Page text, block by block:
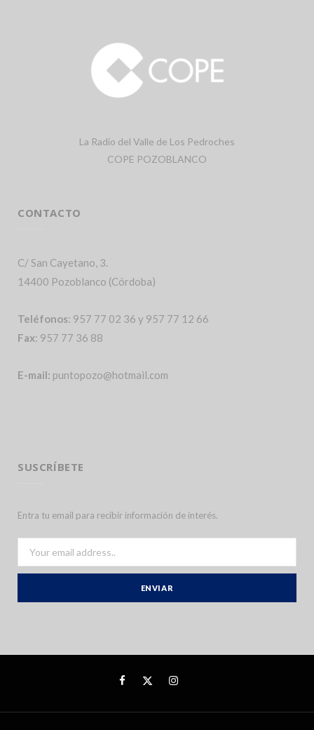
La Radio del Valle de Los Pedroches
COPE POZOBLANCO
CONTACTO
C/ San Cayetano, 3.
14400 Pozoblanco (Córdoba)
Teléfonos: 957 77 02 36 y 957 77 12 66
Fax: 957 77 36 88
E-mail: puntopozo@hotmail.com
SUSCRÍBETE
Entra tu email para recibir información de interés.